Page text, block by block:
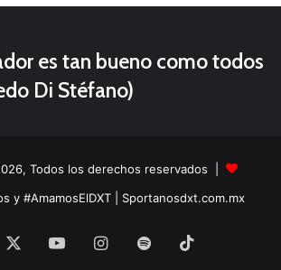
es tan bueno como todos
Di Stéfano)
Todos los derechos reservados |
y #AmamosElDXT| Sportanosdxt.com.mx
YouTubeInstagram
Spotify